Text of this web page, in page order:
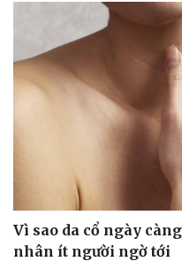
Vì sao da cổ ngày
nhân ít người ngờ tới